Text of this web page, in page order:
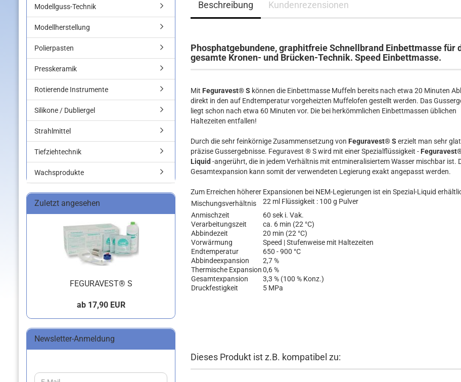
Beschreibung Kundenrezensionen
Phosphatgebundene, graphitfreie Schnellbrand Einbettmasse für
gesamte Kronen- und Brücken-Technik. Speed Einbettmasse.
Mit Feguravest® S können die Einbettmasse Muffeln bereits nach etwa 20 Minuten
direkt in den auf Endtemperatur vorgeheizten Muffelofen gestellt werden. Das
liegt schon nach etwa 60 Minuten vor. Die bei herkömmlichen Einbettmassen üblichen
Haltezeiten entfallen!
Durch die sehr feinkörnige Zusammensetzung von Feguravest® S erzielt man sehr
präzise Gussergebnisse. Feguravest ® S wird mit einer Spezialflüssigkeit -
Liquid -angerührt, die in jedem Verhältnis mit entmineralisiertem Wasser mischbar ist.
Gesamtexpansion kann somit der verwendeten Legierung exakt angepasst werden.
Zum Erreichen höherer Expansionen bei NEM-Legierungen ist ein Spezial-Liquid
Mischungsverhältnis
22 ml Flüssigkeit : 100 g Pulver
Anmischzeit
60 sek i. Vak.
Verarbeitungszeit
ca. 6 min (22 °C)
Abbindezeit
20 min (22 °C)
Vorwärmung
Speed | Stufenweise mit Haltezeiten
Endtemperatur
650 - 900 °C
Abbindeexpansion
2,7 %
Thermische Expansion0,6 %
Gesamtexpansion
3,3 % (100 % Konz.)
Druckfestigkeit
5 MPa
Dieses Produkt ist z.B. kompatibel zu:
Modellguss-Technik
Modellherstellung
Polierpasten
Presskeramik
Rotierende Instrumente
Silikone / Dubliergel
Strahlmittel
Tiefziehtechnik
Wachsprodukte
Zuletzt angesehen
FEGURAVEST® S
ab 17,90 EUR
Newsletter-Anmeldung
WEITER